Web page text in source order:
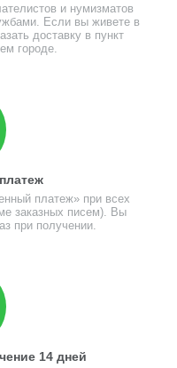
и нумизматов
Если вы живете в
доставку в пункт
городе.
платеж» при всех
заказных писем). Вы
при получении.
14 дней